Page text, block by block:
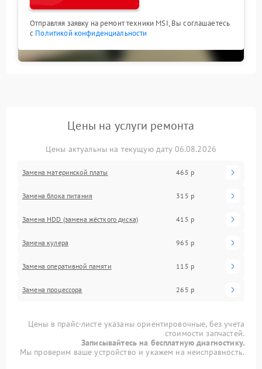
Отправляя заявку на ремонт техники MSI, Вы соглашаетесь
с Политикой конфиденциальности
Цены на услуги ремонта
Цены актуальны на текущую дату 06.08.2026
Замена материнской платы 465 р
Замена блока питания 315 р
Замена HDD (замена жёсткого диска) 415 р
Замена кулера 965 р
Замена оперативной памяти 115 р
Замена процессора 265 р
Цены в прайс-листе указаны ориентировочные, без учета
стоимости запчастей.
Записывайтесь на бесплатную диагностику.
Мы проверим ваше устройство и укажем на неисправность.